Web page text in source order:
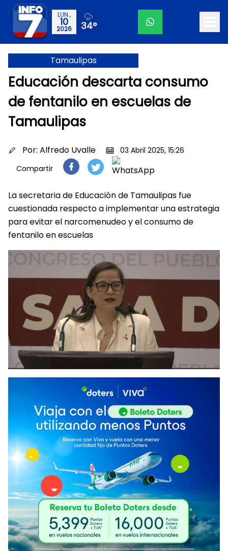
LUN.,
10
2026 34°
Tamaulipas
Educación descarta consumo
de fentanilo en escuelas de
Tamaulipas
Por: Alfredo Uvalle
03 Abril 2025, 15:26
Compartir
La secretaria de Educación de Tamaulipas fue
cuestionada respecto a implementar una estrategia
para evitar el narcomenudeo y el consumo de
fentanilo en escuelas